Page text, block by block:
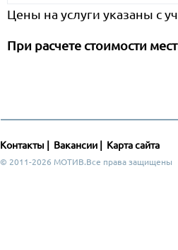
Цены на услуги указаны с
При расчете стоимости
Контакты Вакансии Карта сайта
© 2011-2026 МОТИВ.Все права защищены